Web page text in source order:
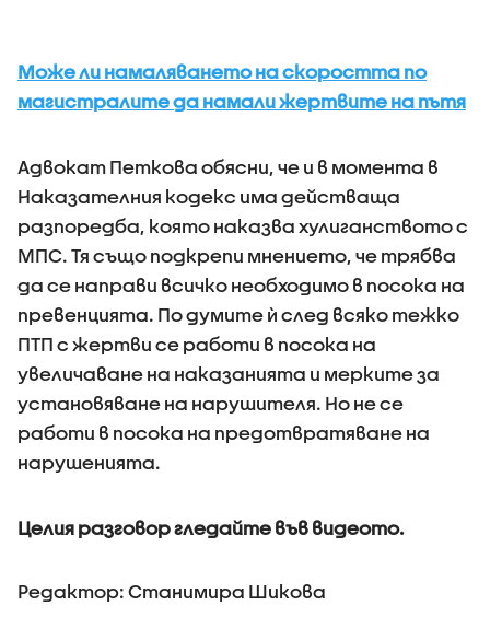
Може ли намаляването на скоростта по
магистралите да намали жертвите на пътя
Адвокат Петкова обясни, че и в момента в
Наказателния кодекс има действаща
разпоредба, която наказва хулиганството с
МПС. Тя също подкрепи мнението, че трябва
да се направи всичко необходимо в посока на
превенцията. По думите ѝ след всяко тежко
ПТП с жертви се работи в посока на
увеличаване на наказанията и мерките за
установяване на нарушителя. Но не се
работи в посока на предотвратяване на
нарушенията.
Целия разговор гледайте във видеото.
Редактор: Станимира Шикова